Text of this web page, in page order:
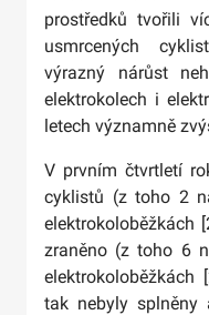
prostředků tvořili
usmrcených
výrazný nárůst
elektrokolech i
letech významně
V prvním čtvrtletí
cyklistů (z toho 2
elektrokoloběžkách
zraněno (z toho 6
elektrokoloběžkách
tak nebyly splněny